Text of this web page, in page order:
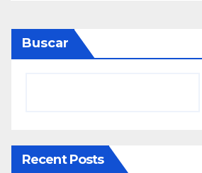
Buscar
Recent Posts